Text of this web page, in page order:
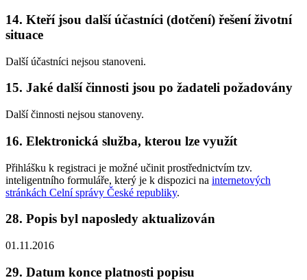
14. Kteří jsou další účastníci (dotčení) řešení životní
situace
Další účastníci nejsou stanoveni.
15. Jaké další činnosti jsou po žadateli požadovány
Další činnosti nejsou stanoveny.
16. Elektronická služba, kterou lze využít
Přihlášku k registraci je možné učinit prostřednictvím tzv.
inteligentního formuláře, který je k dispozici na internetových
stránkách Celní správy České republiky.
28. Popis byl naposledy aktualizován
01.11.2016
29. Datum konce platnosti popisu